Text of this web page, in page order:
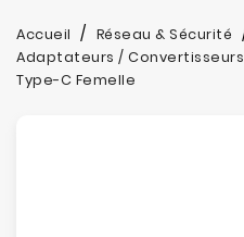
Informatique
Téléphonie
Accueil Réseau & Sécurité
Adaptateurs / Convertisseurs
Type-C Femelle